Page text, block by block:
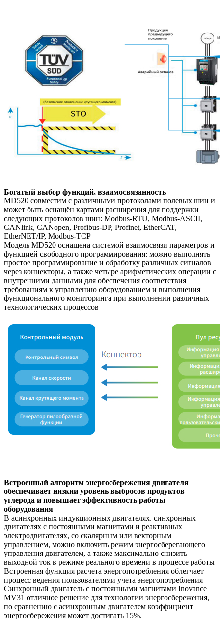
Богатый выбор функций, взаимосвязанность
MD520 совместим с различными протоколами полевых шин и
может быть оснащён картами расширения для поддержки
следующих протоколов шин: Modbus-RTU, Modbus-ASCII,
CANlink, CANopen, Profibus-DP, Profinet, EtherCAT,
EtherNET/IP, Modbus-TCP
Модель MD520 оснащена системой взаимосвязи параметров и
функцией свободного программирования: можно выполнять
простое программирование и обработку различных сигналов
через коннекторы, а также четыре арифметических операции с
внутренними данными для обеспечения соответствия
требованиям к управлению оборудованием и выполнения
функционального мониторинга при выполнении различных
технологических процессов
Встроенный алгоритм энергосбережения двигателя
обеспечивает низкий уровень выбросов продуктов
углерода и повышает эффективность работы
оборудования
В асинхронных индукционных двигателях, синхронных
двигателях с постоянными магнитами и реактивных
электродвигателях, со скалярным или векторным
управлением, можно включить режим энергосберегающего
управления двигателем, а также максимально снизить
выходной ток в режиме реального времени в процессе работы
Встроенная функция расчета энергопотребления облегчает
процесс ведения пользователями учета энергопотребления
Синхронный двигатель с постоянными магнитами Inovance
MV31 отличное решение для технологии энергосбережения,
по сравнению с асинхронным двигателем коэффициент
энергосбережения может достигать 15%.